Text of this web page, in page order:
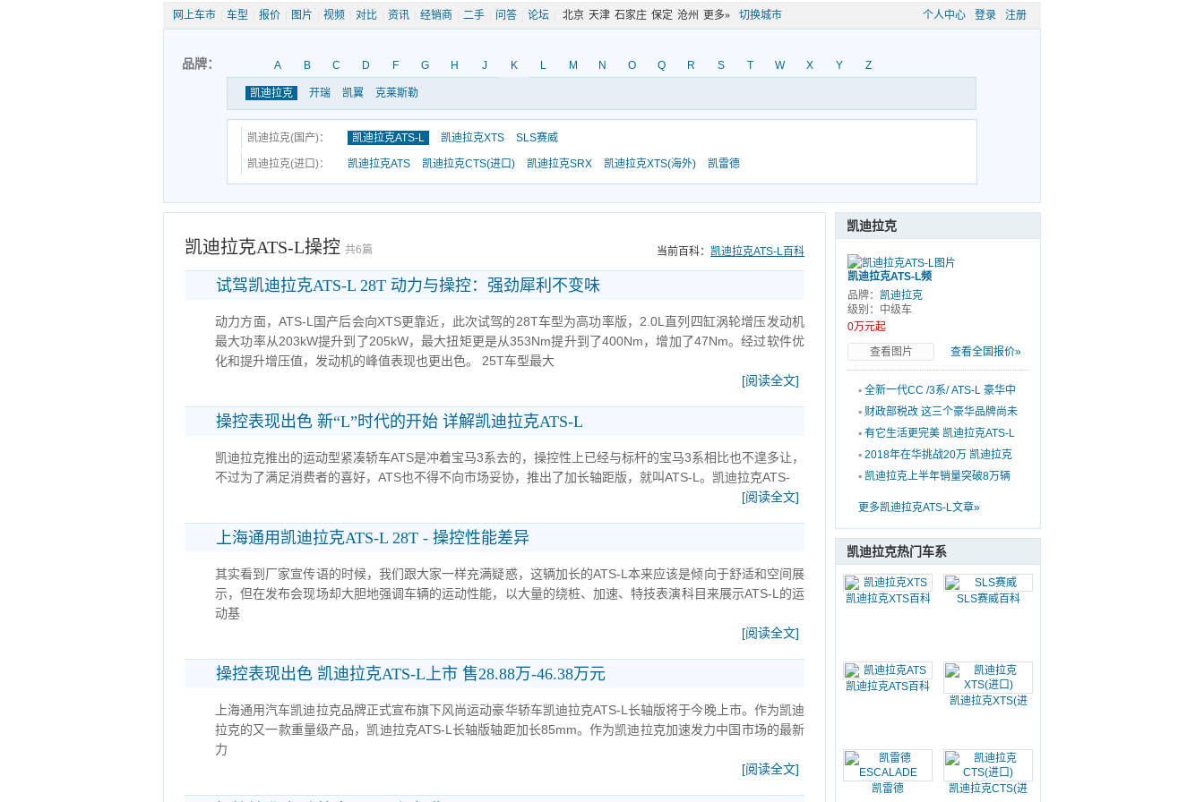
个人中心 登录 注册
网上车市 车型 报价 图片 视频 对比 资讯 经销商 二手 问答 论坛 北京 天津 石家庄 保定 沧州 更多» 切换城市
品牌： A B C D F G H J K L M N O Q R S T W X Y Z
凯迪拉克 开瑞 凯翼 克莱斯勒
凯迪拉克(国产)： 凯迪拉克ATS-L 凯迪拉克XTS SLS赛威
凯迪拉克(进口)： 凯迪拉克ATS 凯迪拉克CTS(进口) 凯迪拉克SRX 凯迪拉克XTS(海外) 凯雷德
凯迪拉克
凯迪拉克ATS-L频
道
品牌： 凯迪拉克
级别：中级车
0万元起
查看图片
查看全国报价»
▪ 全新一代CC /3系/ ATS-L 豪华中
级车你会怎么选？
▪ 财政部税改 这三个豪华品牌尚未
调整新车零售价
▪ 有它生活更完美 凯迪拉克ATS-L
春节七天用车体验
▪ 2018年在华挑战20万 凯迪拉克
如何走上逆袭之路
▪ 凯迪拉克上半年销量突破8万辆
更多凯迪拉克ATS-L文章»
凯迪拉克热门车系
凯迪拉克XTS百科 SLS赛威百科
凯迪拉克ATS百科
凯迪拉克XTS(进
凯雷德
凯迪拉克CTS(进
当前百科： 凯迪拉克ATS-L百科
凯迪拉克ATS-L操控 共6篇
试驾凯迪拉克ATS-L 28T 动力与操控：强劲犀利不变味
动力方面，ATS-L国产后会向XTS更靠近，此次试驾的28T车型为高功率版，2.0L直列四缸涡轮增压发动机
最大功率从203kW提升到了205kW，最大扭矩更是从353Nm提升到了400Nm，增加了47Nm。经过软件优
化和提升增压值，发动机的峰值表现也更出色。 25T车型最大
[阅读全文]
操控表现出色 新“L”时代的开始 详解凯迪拉克ATS-L
凯迪拉克推出的运动型紧凑轿车ATS是冲着宝马3系去的，操控性上已经与标杆的宝马3系相比也不遑多让，
不过为了满足消费者的喜好，ATS也不得不向市场妥协，推出了加长轴距版，就叫ATS-L。凯迪拉克ATS-
[阅读全文]
上海通用凯迪拉克ATS-L 28T - 操控性能差异
其实看到厂家宣传语的时候，我们跟大家一样充满疑惑，这辆加长的ATS-L本来应该是倾向于舒适和空间展
示，但在发布会现场却大胆地强调车辆的运动性能，以大量的绕桩、加速、特技表演科目来展示ATS-L的运
动基
[阅读全文]
操控表现出色 凯迪拉克ATS-L上市 售28.88万-46.38万元
上海通用汽车凯迪拉克品牌正式宣布旗下风尚运动豪华轿车凯迪拉克ATS-L长轴版将于今晚上市。作为凯迪
拉克的又一款重量级产品，凯迪拉克ATS-L长轴版轴距加长85mm。作为凯迪拉克加速发力中国市场的最新
力
[阅读全文]